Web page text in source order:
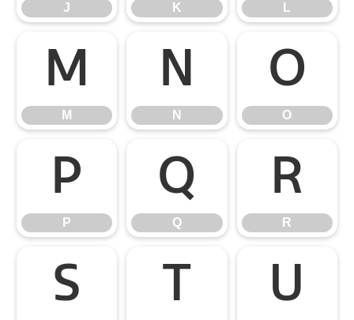
J K L
M
M
N
N
O
O
P
P
Q
Q
R
R
S T U